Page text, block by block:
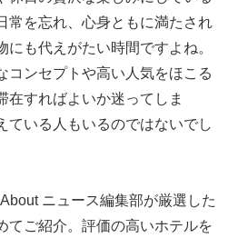
常を忘れ、心身ともに満たされ
にも代えがたい時間ですよね。
コンセプトや高い人気をほこる
在すればよいか迷ってしま
いる人もいるのではないでし
ニュース編集部が厳選した
てご紹介。評価の高いホテルを